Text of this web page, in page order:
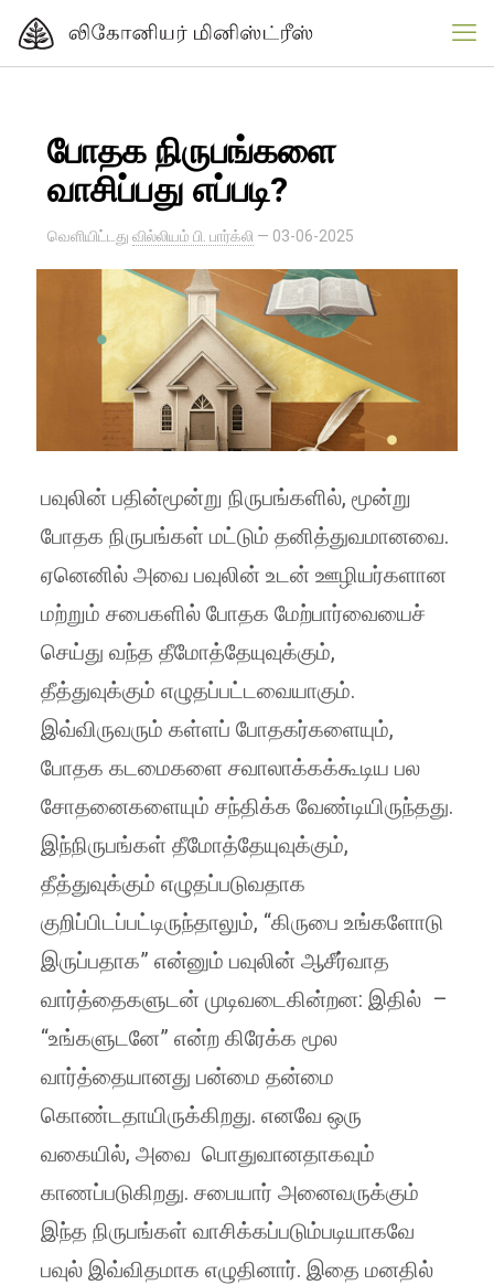
போதக நிருபங்களை
வாசிப்பது எப்படி?
வெளியிட்டது வில்லியம் பி. பார்க்லி — 03-06-2025
பவுலின் பதின்மூன்று நிருபங்களில், மூன்று
போதக நிருபங்கள் மட்டும் தனித்துவமானவை.
ஏனெனில் அவை பவுலின் உடன் ஊழியர்களான
மற்றும் சபைகளில் போதக மேற்பார்வையைச்
செய்து வந்த தீமோத்தேயுவுக்கும்,
தீத்துவுக்கும் எழுதப்பட்டவையாகும்.
இவ்விருவரும் கள்ளப் போதகர்களையும்,
போதக கடமைகளை சவாலாக்கக்கூடிய பல
சோதனைகளையும் சந்திக்க வேண்டியிருந்தது.
இந்நிருபங்கள் தீமோத்தேயுவுக்கும்,
தீத்துவுக்கும் எழுதப்படுவதாக
குறிப்பிடப்பட்டிருந்தாலும், “கிருபை உங்களோடு
இருப்பதாக” என்னும் பவுலின் ஆசீர்வாத
வார்த்தைகளுடன் முடிவடைகின்றன: இதில் –
“உங்களுடனே” என்ற கிரேக்க மூல
வார்த்தையானது பன்மை தன்மை
கொண்டதாயிருக்கிறது. எனவே ஒரு
வகையில், அவை பொதுவானதாகவும்
காணப்படுகிறது. சபையார் அனைவருக்கும்
இந்த நிருபங்கள் வாசிக்கப்படும்படியாகவே
பவுல் இவ்விதமாக எழுதினார். இதை மனதில்